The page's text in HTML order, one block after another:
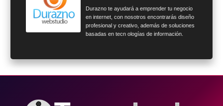
Durazno te ayudará a emprender tu negocio
en internet, con nosotros encontrarás diseño
profesional y creativo, además de soluciones
basadas en tecn ologías de información.